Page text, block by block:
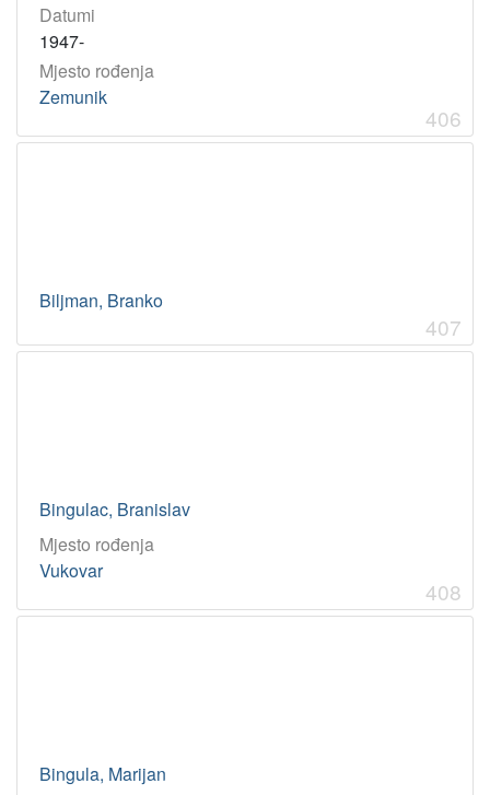
Datumi
1947-
Mjesto rođenja
Zemunik
406
Biljman, Branko
407
Bingulac, Branislav
Mjesto rođenja
Vukovar
408
Bingula, Marijan